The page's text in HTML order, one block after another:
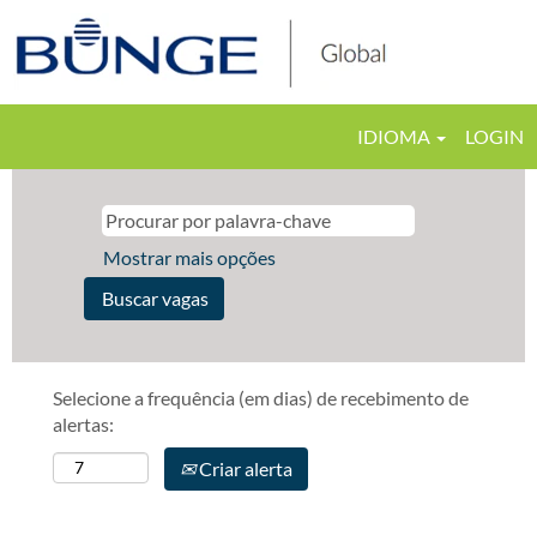
IDIOMA LOGIN
Mostrar mais opções
Selecione a frequência (em dias) de recebimento de
alertas:
Criar alerta